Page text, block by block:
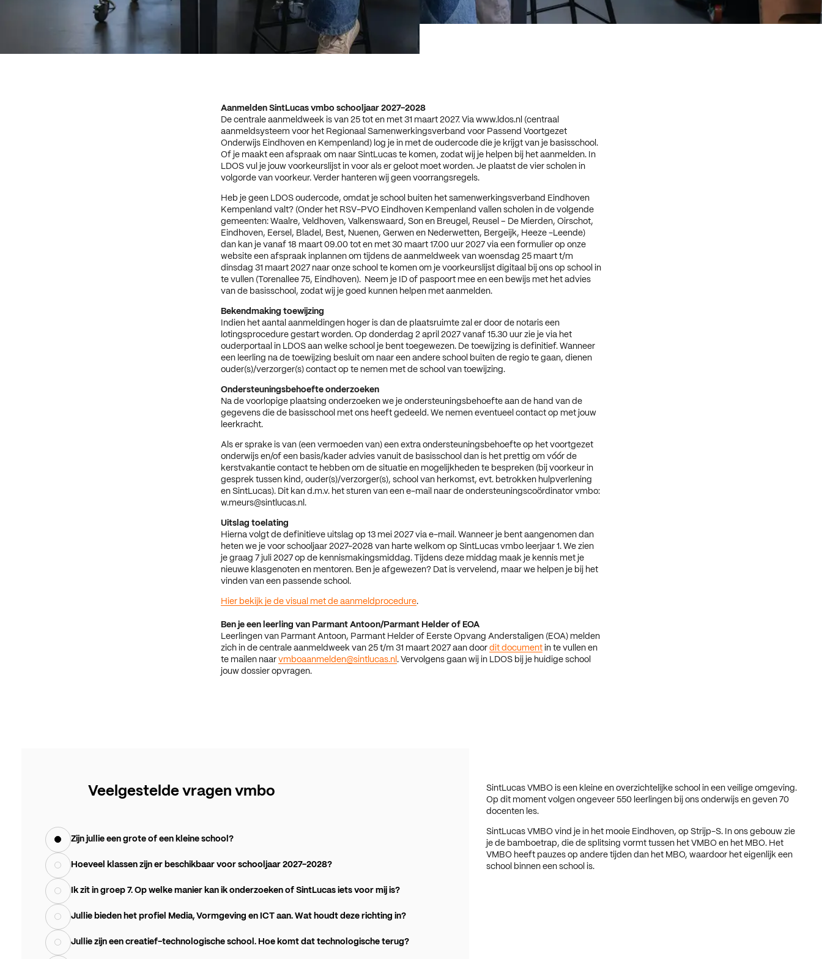
Aanmelden SintLucas vmbo schooljaar 2027-2028
De centrale aanmeldweek is van 25 tot en met 31 maart 2027. Via www.ldos.nl (centraal
aanmeldsysteem voor het Regionaal Samenwerkingsverband voor Passend Voortgezet
Onderwijs Eindhoven en Kempenland) log je in met de oudercode die je krijgt van je basisschool.
Of je maakt een afspraak om naar SintLucas te komen, zodat wij je helpen bij het aanmelden. In
LDOS vul je jouw voorkeurslijst in voor als er geloot moet worden. Je plaatst de vier scholen in
volgorde van voorkeur. Verder hanteren wij geen voorrangsregels.
Heb je geen LDOS oudercode, omdat je school buiten het samenwerkingsverband Eindhoven
Kempenland valt? (Onder het RSV-PVO Eindhoven Kempenland vallen scholen in de volgende
gemeenten: Waalre, Veldhoven, Valkenswaard, Son en Breugel, Reusel – De Mierden, Oirschot,
Eindhoven, Eersel, Bladel, Best, Nuenen, Gerwen en Nederwetten, Bergeijk, Heeze -Leende)
dan kan je vanaf 18 maart 09.00 tot en met 30 maart 17.00 uur 2027 via een formulier op onze
website een afspraak inplannen om tijdens de aanmeldweek van woensdag 25 maart t/m
dinsdag 31 maart 2027 naar onze school te komen om je voorkeurslijst digitaal bij ons op school in
te vullen (Torenallee 75, Eindhoven). Neem je ID of paspoort mee en een bewijs met het advies
van de basisschool, zodat wij je goed kunnen helpen met aanmelden.
Bekendmaking toewijzing
Indien het aantal aanmeldingen hoger is dan de plaatsruimte zal er door de notaris een
lotingsprocedure gestart worden. Op donderdag 2 april 2027 vanaf 15.30 uur zie je via het
ouderportaal in LDOS aan welke school je bent toegewezen. De toewijzing is definitief. Wanneer
een leerling na de toewijzing besluit om naar een andere school buiten de regio te gaan, dienen
ouder(s)/verzorger(s) contact op te nemen met de school van toewijzing.
Ondersteuningsbehoefte onderzoeken
Na de voorlopige plaatsing onderzoeken we je ondersteuningsbehoefte aan de hand van de
gegevens die de basisschool met ons heeft gedeeld. We nemen eventueel contact op met jouw
leerkracht.
Als er sprake is van (een vermoeden van) een extra ondersteuningsbehoefte op het voortgezet
onderwijs en/of een basis/kader advies vanuit de basisschool dan is het prettig om vóór de
kerstvakantie contact te hebben om de situatie en mogelijkheden te bespreken (bij voorkeur in
gesprek tussen kind, ouder(s)/verzorger(s), school van herkomst, evt. betrokken hulpverlening
en SintLucas). Dit kan d.m.v. het sturen van een e-mail naar de ondersteuningscoördinator vmbo:
w.meurs@sintlucas.nl.
Uitslag toelating
Hierna volgt de definitieve uitslag op 13 mei 2027 via e-mail. Wanneer je bent aangenomen dan
heten we je voor schooljaar 2027-2028 van harte welkom op SintLucas vmbo leerjaar 1. We zien
je graag 7 juli 2027 op de kennismakingsmiddag. Tijdens deze middag maak je kennis met je
nieuwe klasgenoten en mentoren. Ben je afgewezen? Dat is vervelend, maar we helpen je bij het
vinden van een passende school.
Hier bekijk je de visual met de aanmeldprocedure.
Ben je een leerling van Parmant Antoon/Parmant Helder of EOA
Leerlingen van Parmant Antoon, Parmant Helder of Eerste Opvang Anderstaligen (EOA) melden
zich in de centrale aanmeldweek van 25 t/m 31 maart 2027 aan door dit documentin te vullen en
te mailen naar vmboaanmelden@sintlucas.nl . Vervolgens gaan wij in LDOS bij je huidige school
jouw dossier opvragen.
Veelgestelde vragen vmbo
Zijn jullie een grote of een kleine school?
Hoeveel klassen zijn er beschikbaar voor schooljaar 2027-2028?
Ik zit in groep 7. Op welke manier kan ik onderzoeken of SintLucas iets voor mij is?
Jullie bieden het profiel Media, Vormgeving en ICT aan. Wat houdt deze richting in?
Jullie zijn een creatief-technologische school. Hoe komt dat technologische terug?
SintLucas VMBO is een kleine en overzichtelijke school in een veilige omgeving.
Op dit moment volgen ongeveer 550 leerlingen bij ons onderwijs en geven 70
docenten les. ​
SintLucas VMBO vind je in het mooie Eindhoven, op Strijp-S. In ons gebouw zie
je de bamboetrap, die de splitsing vormt tussen het VMBO en het MBO. Het
VMBO heeft pauzes op andere tijden dan het MBO, waardoor het eigenlijk een
school binnen een school is.​